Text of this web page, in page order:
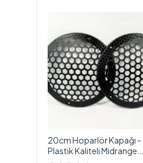
20cm Hoparlör Kapağı -
Plastik Kaliteli Midrange